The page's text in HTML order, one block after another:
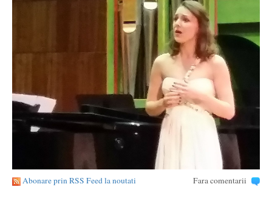
Abonare prin RSS Feed la noutati Fara comentarii